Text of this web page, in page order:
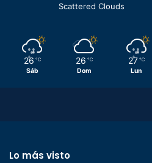
Scattered Clouds
26 ℃
Sáb
26 ℃
Dom
27 ℃
Lun
Lo más visto